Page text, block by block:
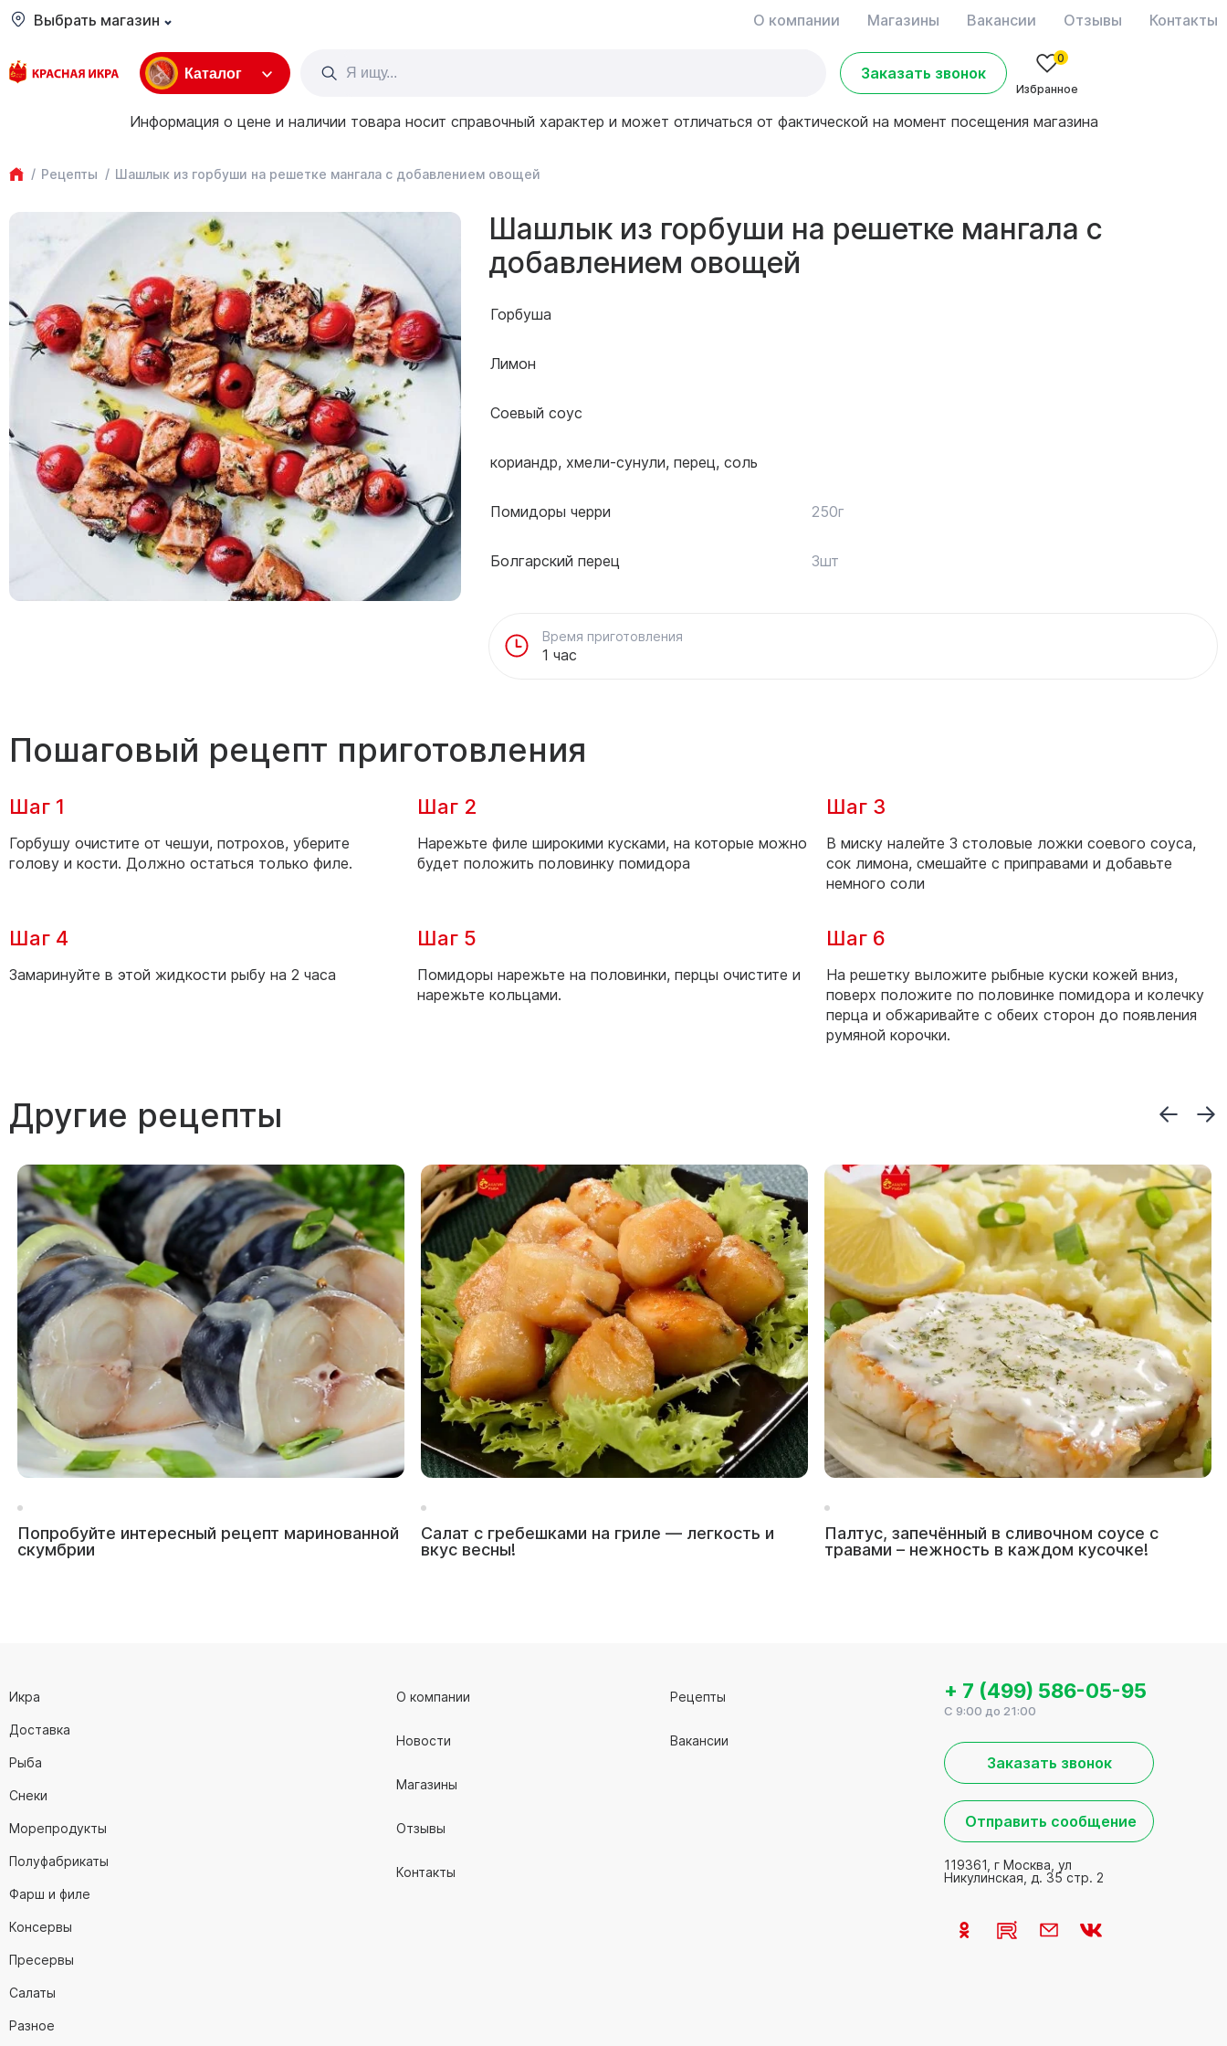
Выбрать магазин О компании Магазины Вакансии Отзывы Контакты
Каталог Заказать звонок
0
Избранное
Информация о цене и наличии товара носит справочный характер и может отличаться от фактической на момент посещения магазина
Рецепты Шашлык из горбуши на решетке мангала с добавлением овощей
Шашлык из горбуши на решетке мангала с
добавлением овощей
Горбуша
Лимон
Соевый соус
кориандр, хмели-сунули, перец, соль
Помидоры черри 250г
Болгарский перец 3шт
Время приготовления
1 час
Пошаговый рецепт приготовления
Шаг 1
Горбушу очистите от чешуи, потрохов, уберите
голову и кости. Должно остаться только филе.
Шаг 2
Нарежьте филе широкими кусками, на которые можно
будет положить половинку помидора
Шаг 3
В миску налейте 3 столовые ложки соевого соуса,
сок лимона, смешайте с приправами и добавьте
немного соли
Шаг 4
Замаринуйте в этой жидкости рыбу на 2 часа
Шаг 5
Помидоры нарежьте на половинки, перцы очистите и
нарежьте кольцами.
Шаг 6
На решетку выложите рыбные куски кожей вниз,
поверх положите по половинке помидора и колечку
перца и обжаривайте с обеих сторон до появления
румяной корочки.
Другие рецепты
Попробуйте интересный рецепт маринованной
скумбрии
Салат с гребешками на гриле — легкость и
вкус весны!
Палтус, запечённый в сливочном соусе с
травами – нежность в каждом кусочке!
Икра
Доставка
Рыба
Снеки
Морепродукты
Полуфабрикаты
Фарш и филе
Консервы
Пресервы
Салаты
Разное
О компании
Новости
Магазины
Отзывы
Контакты
Рецепты
Вакансии
+ 7 (499) 586-05-95
C 9:00 до 21:00
Заказать звонок
Отправить сообщение
119361, г Москва, ул
Никулинская, д. 35 стр. 2